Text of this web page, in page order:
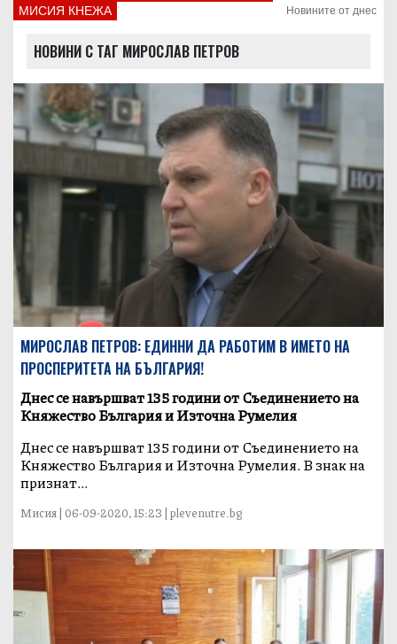
МИСИЯ КНЕЖА
Новините от днес
НОВИНИ С ТАГ МИРОСЛАВ ПЕТРОВ
МИРОСЛАВ ПЕТРОВ: ЕДИННИ ДА РАБОТИМ В ИМЕТО НА
ПРОСПЕРИТЕТА НА БЪЛГАРИЯ!
Днес се навършват 135 години от Съединението на
Княжество България и Източна Румелия
Днес се навършват 135 години от Съединението на
Княжество България и Източна Румелия. В знак на
признат...
Мисия | 06-09-2020, 15:23 | plevenutre.bg